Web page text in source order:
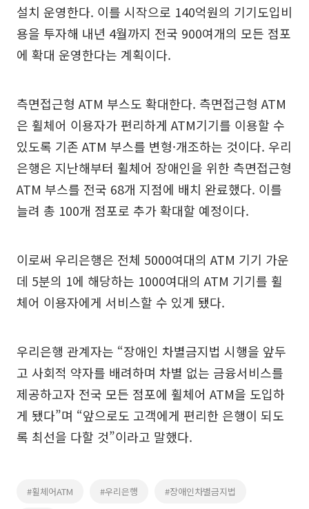
설치 운영한다. 이를 시작으로 140억원의 기기도입비
용을 투자해 내년 4월까지 전국 900여개의 모든 점포
에 확대 운영한다는 계획이다.
측면접근형 ATM 부스도 확대한다. 측면접근형 ATM
은 휠체어 이용자가 편리하게 ATM기기를 이용할 수
있도록 기존 ATM 부스를 변형·개조하는 것이다. 우리
은행은 지난해부터 휠체어 장애인을 위한 측면접근형
ATM 부스를 전국 68개 지점에 배치 완료했다. 이를
늘려 총 100개 점포로 추가 확대할 예정이다.
이로써 우리은행은 전체 5000여대의 ATM 기기 가운
데 5분의 1에 해당하는 1000여대의 ATM 기기를 휠
체어 이용자에게 서비스할 수 있게 됐다.
우리은행 관계자는 “장애인 차별금지법 시행을 앞두
고 사회적 약자를 배려하며 차별 없는 금융서비스를
제공하고자 전국 모든 점포에 휠체어 ATM을 도입하
게 됐다”며 “앞으로도 고객에게 편리한 은행이 되도
록 최선을 다할 것”이라고 말했다.
#휠체어ATM #우리은행 #장애인차별금지법